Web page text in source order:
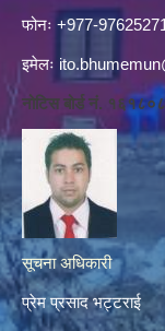
फोनः +977-
इमेलः
नोटिस बोर्ड नं.
सूचना अधिकारी
प्रेम प्रसाद भट्टराई